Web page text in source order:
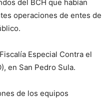
del BCH que habían
operaciones de entes de
Especial Contra el
en San Pedro Sula.
de los equipos